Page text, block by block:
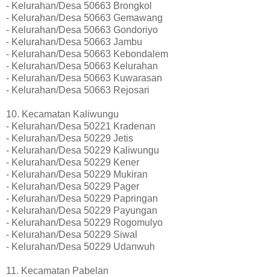
- Kelurahan/Desa 50663 Brongkol
- Kelurahan/Desa 50663 Gemawang
- Kelurahan/Desa 50663 Gondoriyo
- Kelurahan/Desa 50663 Jambu
- Kelurahan/Desa 50663 Kebondalem
- Kelurahan/Desa 50663 Kelurahan
- Kelurahan/Desa 50663 Kuwarasan
- Kelurahan/Desa 50663 Rejosari
10. Kecamatan Kaliwungu
- Kelurahan/Desa 50221 Kradenan
- Kelurahan/Desa 50229 Jetis
- Kelurahan/Desa 50229 Kaliwungu
- Kelurahan/Desa 50229 Kener
- Kelurahan/Desa 50229 Mukiran
- Kelurahan/Desa 50229 Pager
- Kelurahan/Desa 50229 Papringan
- Kelurahan/Desa 50229 Payungan
- Kelurahan/Desa 50229 Rogomulyo
- Kelurahan/Desa 50229 Siwal
- Kelurahan/Desa 50229 Udanwuh
11. Kecamatan Pabelan